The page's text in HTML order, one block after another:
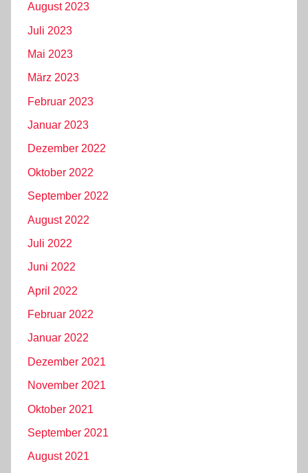
August 2023
Juli 2023
Mai 2023
März 2023
Februar 2023
Januar 2023
Dezember 2022
Oktober 2022
September 2022
August 2022
Juli 2022
Juni 2022
April 2022
Februar 2022
Januar 2022
Dezember 2021
November 2021
Oktober 2021
September 2021
August 2021